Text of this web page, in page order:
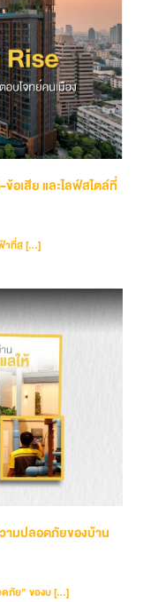
ข้อเสีย และไลฟ์สไตล์ที่
ฟ้าที่ส […]
ามปลอดภัยของบ้าน
ดภัย” ของบ […]